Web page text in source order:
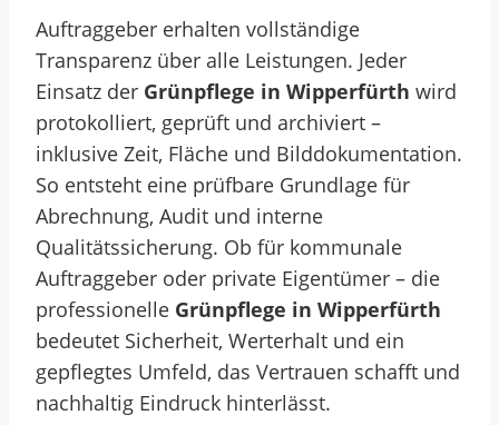
Auftraggeber erhalten vollständige
Transparenz über alle Leistungen. Jeder
Einsatz der Grünpflege in Wipperfürth wird
protokolliert, geprüft und archiviert –
inklusive Zeit, Fläche und Bilddokumentation.
So entsteht eine prüfbare Grundlage für
Abrechnung, Audit und interne
Qualitätssicherung. Ob für kommunale
Auftraggeber oder private Eigentümer – die
professionelle Grünpflege in Wipperfürth
bedeutet Sicherheit, Werterhalt und ein
gepflegtes Umfeld, das Vertrauen schafft und
nachhaltig Eindruck hinterlässt.